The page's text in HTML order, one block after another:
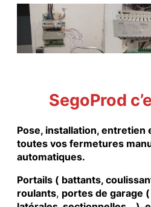
SegoProd
Pose, installation, entretien
toutes vos fermetures
automatiques.
Portails ( battants,
roulants, portes de garage